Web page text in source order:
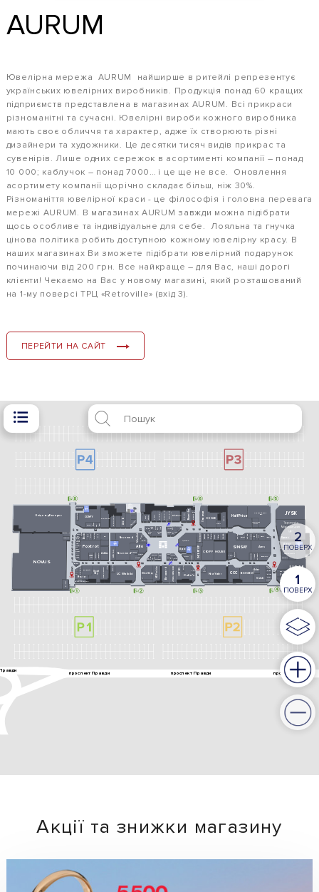
AURUM
Ювелірна мережа AURUM найширше в ритейлі репрезентує
українських ювелірних виробників. Продукція понад 60 кращих
підприємств представлена в магазинах AURUM. Всі прикраси
різноманітні та сучасні. Ювелірні вироби кожного виробника
мають своє обличчя та характер, адже їх створюють різні
дизайнери та художники. Це десятки тисяч видів прикрас та
сувенірів. Лише одних сережок в асортименті компанії – понад
10 000; каблучок – понад 7000… і це ще не все. Оновлення
асортимету компанії щорічно складає більш, ніж 30%.
Різноманіття ювелірної краси - це філософія і головна перевага
мережі AURUM. В магазинах AURUM завжди можна підібрати
щось особливе та індивідуальне для себе. Лояльна та гнучка
цінова політика робить доступною кожному ювелірну красу. В
наших магазинах Ви зможете підібрати ювелірний подарунок
починаючи від 200 грн. Все найкраще – для Вас, наші дорогі
клієнти! Чекаємо на Вас у новому магазині, який розташований
на 1-му поверсі ТРЦ «Retroville» (вхід 3).
ПЕРЕЙТИ НА САЙТ
Акції та знижки магазину